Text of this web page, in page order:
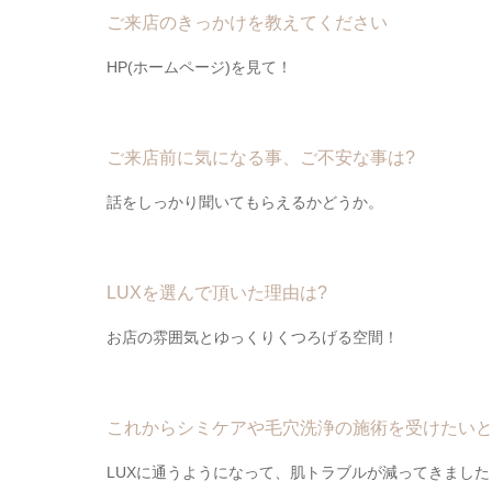
ご来店のきっかけを教えてください
HP(ホームページ)を見て！
ご来店前に気になる事、ご不安な事は?
話をしっかり聞いてもらえるかどうか。
LUXを選んで頂いた理由は?
お店の雰囲気とゆっくりくつろげる空間！
これからシミケアや毛穴洗浄の施術を受けたい
LUXに通うようになって、肌トラブルが減ってきました